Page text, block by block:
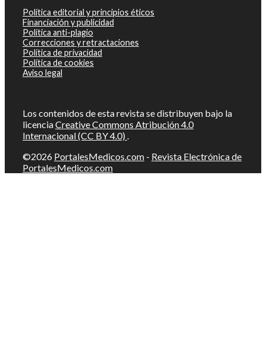
Política editorial y principios éticos
Financiación y publicidad
Política anti-plagio
Correcciones y retractaciones
Política de privacidad
Política de cookies
Aviso legal
Los contenidos de esta revista se distribuyen bajo la
licenciaCreative Commons Atribución 4.0
Internacional (CC BY 4.0) .
©2026 PortalesMedicos.com - Revista Electrónica de
PortalesMedicos.com